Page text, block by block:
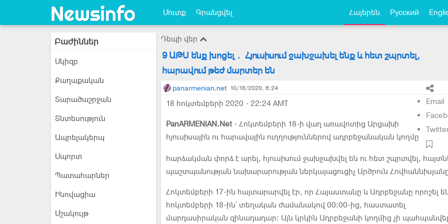
Մուտք Գրանցվել Հայերեն Русский
Բաժիններ
Սկիզբ
Քաղաքական
Տարածաշրջան
Տնտեսություն
Ապրելակերպ
Սպորտ
Պատահարներ
Ինովացիա
Մշակույթ
Դեպի վեր
9 ԱԹՍ ենք խոցել․ Հյուսիսում ջախջախել ենք և հետ շպրտել,
հարավում թեժ մարտեր են
panarmenian.net 10/18/2020, 6:24
Email
18 հոկտեմբերի 2020 - 22:24 AMT
PanARMENIAN.Net - Հոկտեմբերի 18-ի վաղ առավոտից Արցախի
հյուսիսային ու հարավային ուղղություններով ադրբեջանական կողմը
հարձակման փորձ է արել, հյուսիսում ջախջախվել են ու հետ շպրտվել,
պաշտպանության նախարարության ներկայացուցիչ Արծրուն
Հոկտեմբերի 17-ին հայտարարվել էր, որ Հայաստանը և Ադրբեջանը որոշել
հոկտեմբերի 18-ին՝ տեղական ժամանակով 00:00-ից, հաստատել
մարդասիրական զինադադար: Այն կրկին Ադրբեջանի կողմից չի